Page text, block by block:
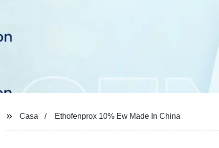
Casa Ethofenprox 10% Ew Made In China